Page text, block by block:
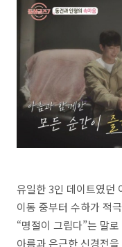
유일한 3인 데이트였던
이동 중부터 수하가 적
“명절이 그립다”는 말
아름과 은근한 신경전